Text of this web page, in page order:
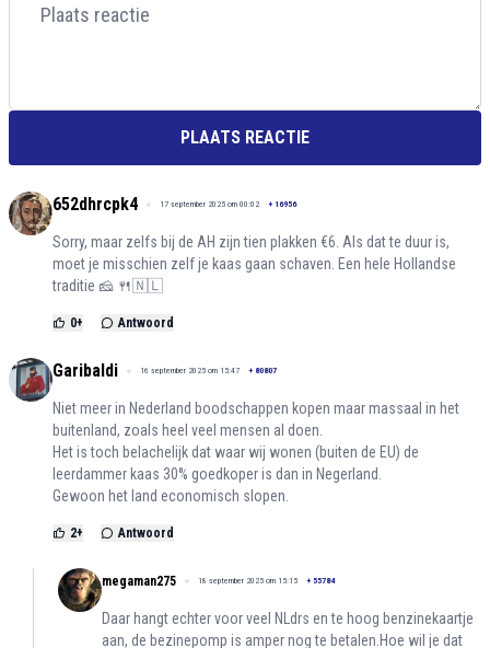
PLAATS REACTIE
652dhrcpk4 17 september 2025 om 00:02 + 16956
Sorry, maar zelfs bij de AH zijn tien plakken €6. Als dat te duur is,
moet je misschien zelf je kaas gaan schaven. Een hele Hollandse
traditie 🧀 🍴🇳🇱
0+ Antwoord
Garibaldi 16 september 2025 om 15:47 + 80807
Niet meer in Nederland boodschappen kopen maar massaal in het
buitenland, zoals heel veel mensen al doen.
Het is toch belachelijk dat waar wij wonen (buiten de EU) de
leerdammer kaas 30% goedkoper is dan in Negerland.
Gewoon het land economisch slopen.
2+ Antwoord
megaman275 18 september 2025 om 15:15 + 55784
Daar hangt echter voor veel NLdrs en te hoog benzinekaartje
aan, de bezinepomp is amper nog te betalen.Hoe wil je dat